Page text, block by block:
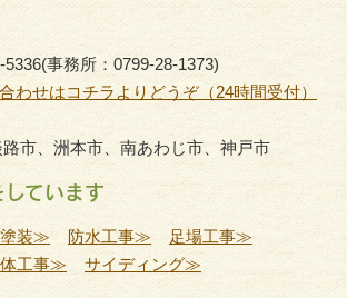
5336(事務所：0799-28-1373)
わせはコチラよりどうぞ（24時間受付）
市、洲本市、南あわじ市、神戸市
ています
塗装≫ 防水工事≫
足場工事≫
工事≫ サイディング≫